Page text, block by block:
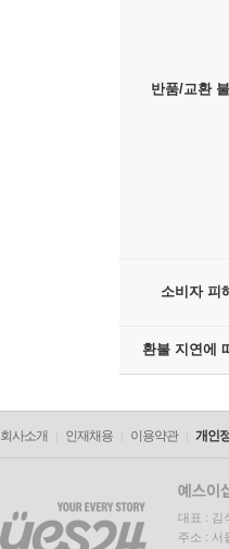
반품/교환
소비자 피
환불 지연에
회사소개 인재채용 이용약관 개인
대표 : 김
주소 : 서